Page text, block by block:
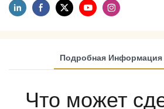
Подробная Информация
🎨 Что может